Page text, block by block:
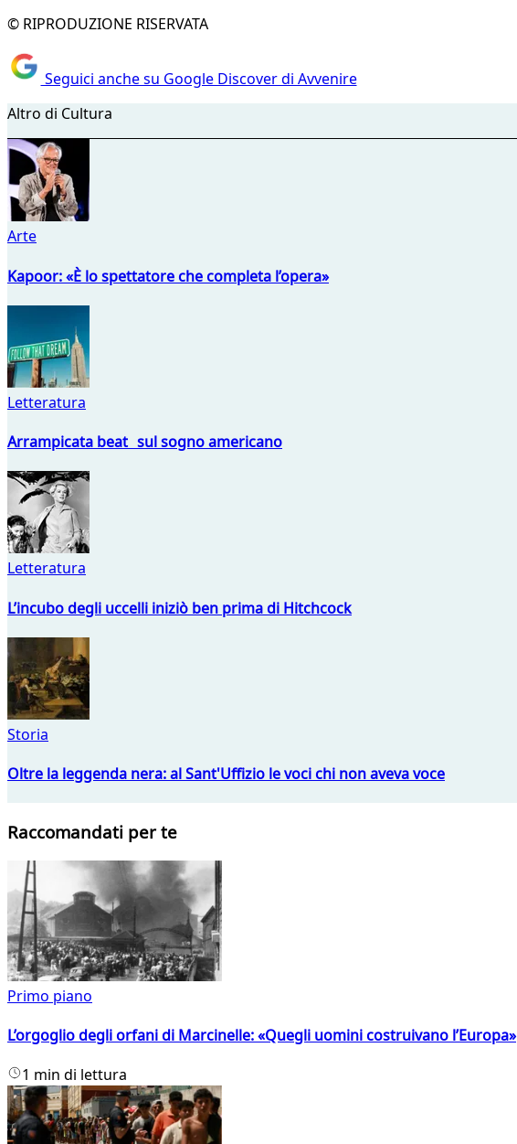
© RIPRODUZIONE RISERVATA
Seguici anche su Google Discover di Avvenire
Altro di Cultura
Arte
Kapoor: «È lo spettatore che completa l’opera»
Letteratura
Arrampicata beat sul sogno americano
Letteratura
L’incubo degli uccelli iniziò ben prima di Hitchcock
Storia
Oltre la leggenda nera: al Sant'Uffizio le voci chi non aveva voce
Raccomandati per te
Primo piano
L’orgoglio degli orfani di Marcinelle: «Quegli uomini costruivano l’Europa»
1 min di lettura